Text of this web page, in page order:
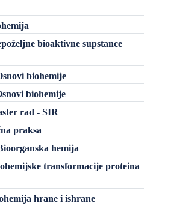
bioaktivne supstance
biohemije
biohemije
rad - SIR
praksa
hemija
transformacije proteina
hrane i ishrane